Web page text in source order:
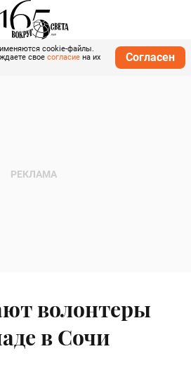
cookie-файлы.
свое согласие на их
Согласен
волонтеры
в Сочи